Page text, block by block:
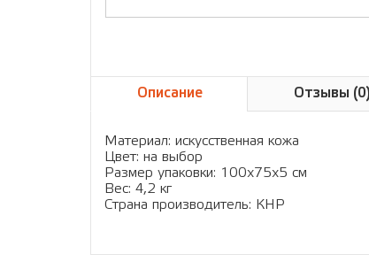
Описание Отзывы (0)
Материал: искусственная кожа
Цвет: на выбор
Размер упаковки: 100х75х5 см
Вес: 4,2 кг
Страна производитель: КНР